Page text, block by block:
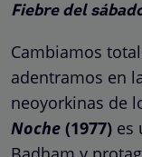
Fiebre del
Cambiamos
adentramos en
neoyorkinas de
Noche (1977) es